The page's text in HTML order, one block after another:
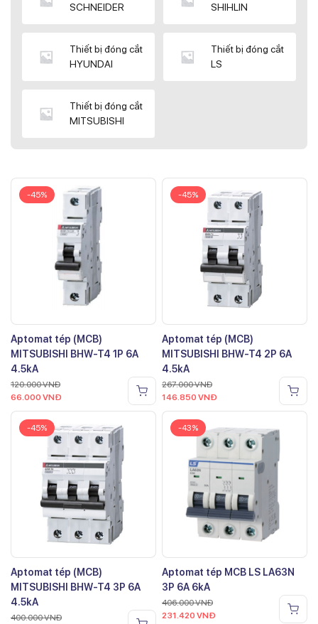
SCHNEIDER
SHIHLIN
Thiết bị đóng cắt
HYUNDAI
Thiết bị đóng cắt
LS
Thiết bị đóng cắt
MITSUBISHI
-45%
Aptomat tép (MCB)
MITSUBISHI BHW-T4 1P 6A
4.5kA
120.000VNĐ
66.000 VNĐ
-45%
Aptomat tép (MCB)
MITSUBISHI BHW-T4 2P 6A
4.5kA
267.000VNĐ
146.850 VNĐ
-45%
Aptomat tép (MCB)
MITSUBISHI BHW-T4 3P 6A
4.5kA
400.000VNĐ
-43%
Aptomat tép MCB LS LA63N
3P 6A 6kA
406.000VNĐ
231.420 VNĐ